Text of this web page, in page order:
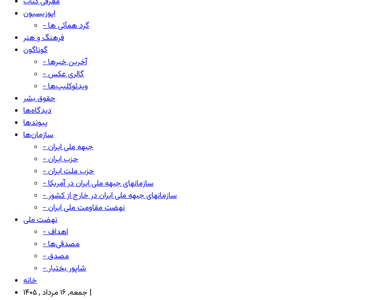
اپوزیسیون
- گرد همآئی ها
فرهنگ و هنر
گوناگون
- آخرین خبرها
- گالری عکس
- ویدئوکلیپ‌ها
حقوق بشر
دیدگاه‌ها
پیوندها
سازمان‌ها
- جبهه ملی ایران
- حزب ایران
- حزب ملت ایران
- سازمانهای جبهه ملی ایران در آمریکا
- سازمانهای جبهه ملی ایران در خارج از کشور
- نهضت مقاومت ملی ایران
نهضت ملی
- اهداف
- مصدقی‌ها
- مصدق
- شاپور بختیار
خانه
جمعه, ۱۶ مرداد , ۱۴۰۵ |